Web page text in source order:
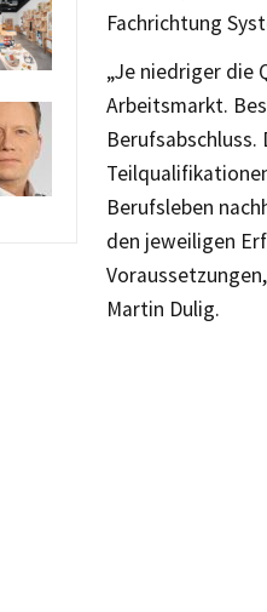
Fachrichtung
„Je niedriger die
Arbeitsmarkt.
Berufsabschluss.
Berufsleben
den jeweiligen
Martin Dulig.